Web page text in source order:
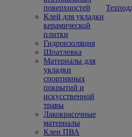
поверхностей
Клей для укладки
керамической
плитки
Гидроизоляция
Шпатлевка
Материалы для
укладки
спортивных
покрытий и
искусственной
травы
Лакокрасочные
материалы
Клеи ПВА